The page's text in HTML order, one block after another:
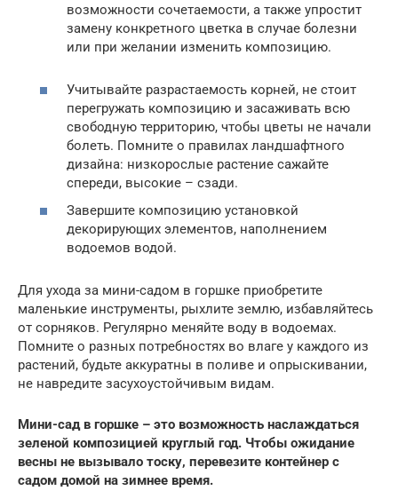
возможности сочетаемости, а также упростит
замену конкретного цветка в случае болезни
или при желании изменить композицию.
Учитывайте разрастаемость корней, не стоит
перегружать композицию и засаживать всю
свободную территорию, чтобы цветы не начали
болеть. Помните о правилах ландшафтного
дизайна: низкорослые растение сажайте
спереди, высокие – сзади.
Завершите композицию установкой
декорирующих элементов, наполнением
водоемов водой.
Для ухода за мини-садом в горшке приобретите
маленькие инструменты, рыхлите землю, избавляйтесь
от сорняков. Регулярно меняйте воду в водоемах.
Помните о разных потребностях во влаге у каждого из
растений, будьте аккуратны в поливе и опрыскивании,
не навредите засухоустойчивым видам.
Мини-сад в горшке – это возможность наслаждаться
зеленой композицией круглый год. Чтобы ожидание
весны не вызывало тоску, перевезите контейнер с
садом домой на зимнее время.